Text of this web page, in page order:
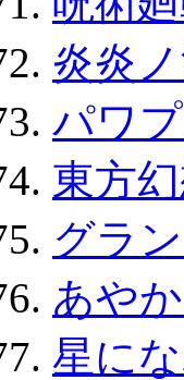
炎炎
パワ
東方
グラ
あや
星に